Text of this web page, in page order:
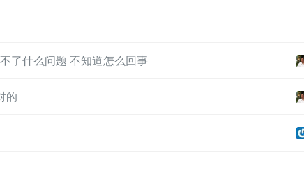
了什么问题 不知道怎么回事
的